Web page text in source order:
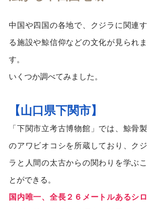
中国や四国の各地で、クジラに関連す
る施設や鯨信仰などの文化が見られま
す。
いくつか調べてみました。
【山口県下関市】
「下関市立考古博物館」では、鯨骨製
のアワビオコシを所蔵しており、クジ
ラと人間の太古からの関わりを学ぶこ
とができる。
国内唯一、全長２６メートルあるシロ